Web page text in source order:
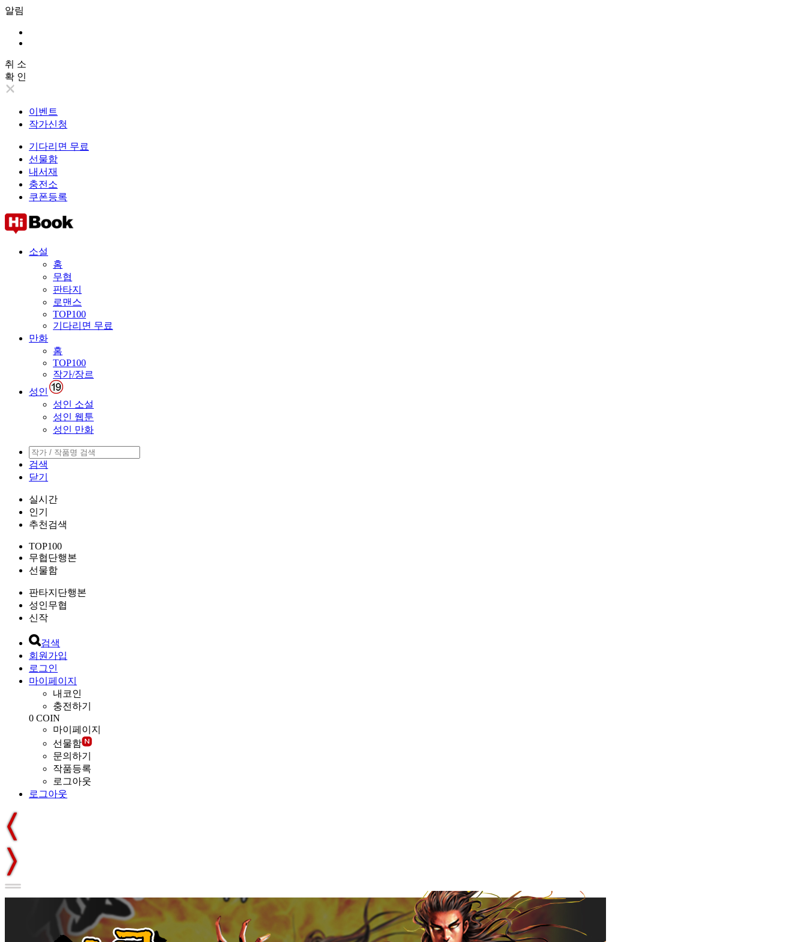
알림
취 소
확 인
이벤트
작가신청
기다리면 무료
선물함
내서재
충전소
쿠폰등록
소설
홈
무협
판타지
로맨스
TOP100
기다리면 무료
만화
홈
TOP100
작가/장르
성인
성인 소설
성인 웹툰
성인 만화
검색
닫기
실시간
인기
추천검색
TOP100
무협단행본
선물함
판타지단행본
성인무협
신작
검색
회원가입
로그인
마이페이지
내코인
충전하기
0 COIN
마이페이지
선물함
문의하기
작품등록
로그아웃
로그아웃